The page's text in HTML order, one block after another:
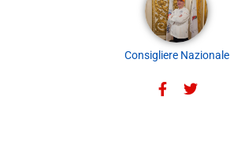
Consigliere Nazionale